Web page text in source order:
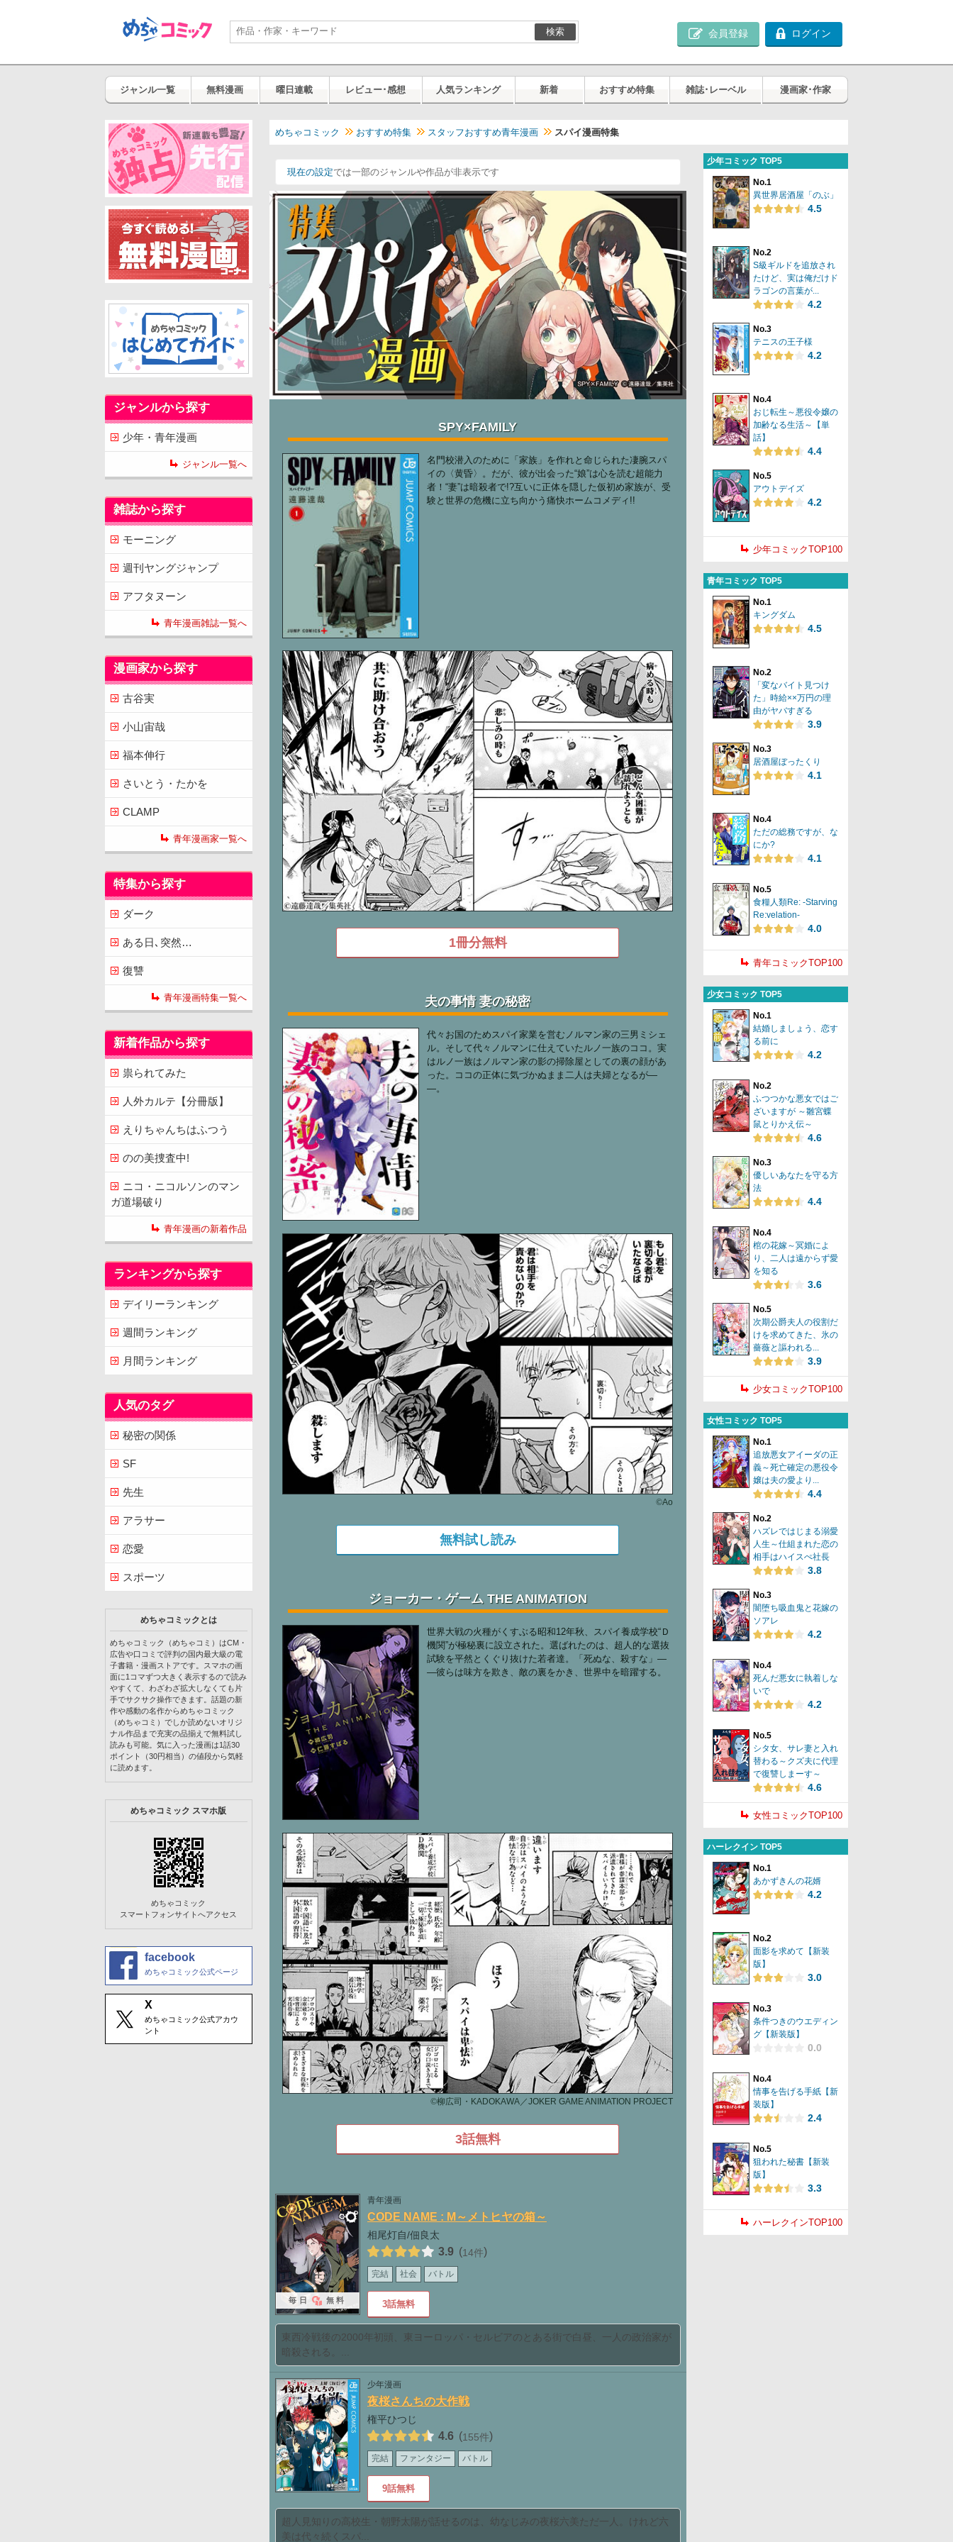
検索 会員登録 ログイン
ジャンル一覧 無料漫画 曜日連載 レビュー･感想 人気ランキング 新着 おすすめ特集 雑誌･レーベル 漫画家･作家
めちゃコミック おすすめ特集 スタッフおすすめ青年漫画 スパイ漫画特集
現在の設定では一部のジャンルや作品が非表示です
SPY×FAMILY
名門校潜入のために「家族」を作れと命じられた凄腕スパ
イの〈黄昏〉。だが、彼が出会った“娘”は心を読む超能力
者！“妻”は暗殺者で!?互いに正体を隠した仮初め家族が、受
験と世界の危機に立ち向かう痛快ホームコメディ!!
1冊分無料
夫の事情 妻の秘密
代々お国のためスパイ家業を営むノルマン家の三男ミシェ
ル。そして代々ノルマンに仕えていたルノ一族のココ。実
はルノ一族はノルマン家の影の掃除屋としての裏の顔があ
った。ココの正体に気づかぬまま二人は夫婦となるが―
―。
©Ao
無料試し読み
ジョーカー・ゲーム THE ANIMATION
世界大戦の火種がくすぶる昭和12年秋、スパイ養成学校“Ｄ
機関”が極秘裏に設立された。選ばれたのは、超人的な選抜
試験を平然とくぐり抜けた若者達。「死ぬな、殺すな」―
―彼らは味方を欺き、敵の裏をかき、世界中を暗躍する。
©柳広司・KADOKAWA／JOKER GAME ANIMATION PROJECT
3話無料
青年漫画
CODE NAME : M～メトヒヤの箱～
相尾灯自/佃良太
3.9 (14件)
完結 社会 バトル
3話無料
毎日 無料
東西冷戦後の2000年初頭、東ヨーロッパ・セルビアのとある街で白昼、一人の政治家が
暗殺される。...
少年漫画
夜桜さんちの大作戦
権平ひつじ
4.6 (155件)
完結 ファンタジー バトル
9話無料
超人見知りの高校生・朝野太陽が話せるのは、幼なじみの夜桜六美ただ一人。けれど六
美は代々続くスパ...
少年コミック TOP5
No.1
異世界居酒屋「のぶ」
4.5
No.2
S級ギルドを追放され
たけど、実は俺だけド
ラゴンの言葉が...
4.2
No.3
テニスの王子様
4.2
No.4
おじ転生～悪役令嬢の
加齢なる生活～【単
話】
4.4
No.5
アウトデイズ
4.2
少年コミックTOP100
青年コミック TOP5
No.1
キングダム
4.5
No.2
「変なバイト見つけ
た」時給××万円の理
由がヤバすぎる
3.9
No.3
居酒屋ぼったくり
4.1
No.4
ただの総務ですが、な
にか?
4.1
No.5
食糧人類Re: -Starving
Re:velation-
4.0
青年コミックTOP100
少女コミック TOP5
No.1
結婚しましょう、恋す
る前に
4.2
No.2
ふつつかな悪女ではご
ざいますが ～雛宮蝶
鼠とりかえ伝～
4.6
No.3
優しいあなたを守る方
法
4.4
No.4
棺の花嫁～冥婚によ
り、二人は遠からず愛
を知る
3.6
No.5
次期公爵夫人の役割だ
けを求めてきた、氷の
薔薇と謳われる...
3.9
少女コミックTOP100
女性コミック TOP5
No.1
追放悪女アイーダの正
義～死亡確定の悪役令
嬢は夫の愛より...
4.4
No.2
ハズレではじまる溺愛
人生～仕組まれた恋の
相手はハイスぺ社長
3.8
No.3
闇堕ち吸血鬼と花嫁の
ソアレ
4.2
No.4
死んだ悪女に執着しな
いで
4.2
No.5
シタ女、サレ妻と入れ
替わる～クズ夫に代理
で復讐しまーす～
4.6
女性コミックTOP100
ハーレクイン TOP5
No.1
あかずきんの花婿
4.2
No.2
面影を求めて【新装
版】
3.0
No.3
条件つきのウエディン
グ【新装版】
0.0
No.4
情事を告げる手紙【新
装版】
2.4
No.5
狙われた秘書【新装
版】
3.3
ハーレクインTOP100
ジャンルから探す
少年・青年漫画
ジャンル一覧へ
雑誌から探す
モーニング
週刊ヤングジャンプ
アフタヌーン
青年漫画雑誌一覧へ
漫画家から探す
古谷実
小山宙哉
福本伸行
さいとう・たかを
CLAMP
青年漫画家一覧へ
特集から探す
ダーク
ある日､突然…
復讐
青年漫画特集一覧へ
新着作品から探す
祟られてみた
人外カルテ【分冊版】
えりちゃんちはふつう
のの美捜査中!
ニコ・ニコルソンのマン
ガ道場破り
青年漫画の新着作品
ランキングから探す
デイリーランキング
週間ランキング
月間ランキング
人気のタグ
秘密の関係
SF
先生
アラサー
恋愛
スポーツ
めちゃコミックとは
めちゃコミック（めちゃコミ）はCM・
広告や口コミで評判の国内最大級の電
子書籍・漫画ストアです。スマホの画
面に1コマずつ大きく表示するので読み
やすくて、わざわざ拡大しなくても片
手でサクサク操作できます。話題の新
作や感動の名作からめちゃコミック
（めちゃコミ）でしか読めないオリジ
ナル作品まで充実の品揃えで無料試し
読みも可能。気に入った漫画は1話30
ポイント（30円相当）の値段から気軽
に読めます。
めちゃコミック スマホ版
めちゃコミック
スマートフォンサイトへアクセス
facebook
めちゃコミック公式ページ
X
めちゃコミック公式アカウ
ント